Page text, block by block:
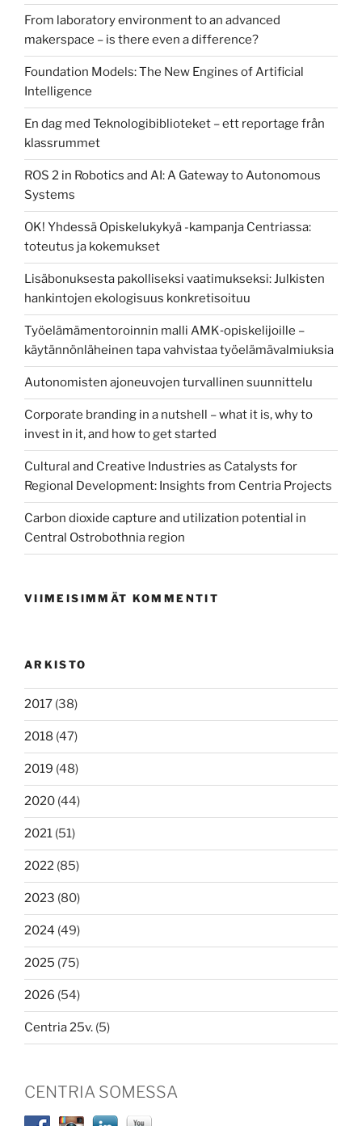
From laboratory environment to an advanced
makerspace – is there even a difference?
Foundation Models: The New Engines of Artificial
Intelligence
En dag med Teknologibiblioteket – ett reportage från
klassrummet
ROS 2 in Robotics and AI: A Gateway to Autonomous
Systems
OK! Yhdessä Opiskelukykyä -kampanja Centriassa:
toteutus ja kokemukset
Lisäbonuksesta pakolliseksi vaatimukseksi: Julkisten
hankintojen ekologisuus konkretisoituu
Työelämämentoroinnin malli AMK‑opiskelijoille –
käytännönläheinen tapa vahvistaa työelämävalmiuksia
Autonomisten ajoneuvojen turvallinen suunnittelu
Corporate branding in a nutshell – what it is, why to
invest in it, and how to get started
Cultural and Creative Industries as Catalysts for
Regional Development: Insights from Centria Projects
Carbon dioxide capture and utilization potential in
Central Ostrobothnia region
VIIMEISIMMÄT KOMMENTIT
ARKISTO
2017 (38)
2018 (47)
2019 (48)
2020 (44)
2021 (51)
2022 (85)
2023 (80)
2024 (49)
2025 (75)
2026 (54)
Centria 25v. (5)
CENTRIA SOMESSA